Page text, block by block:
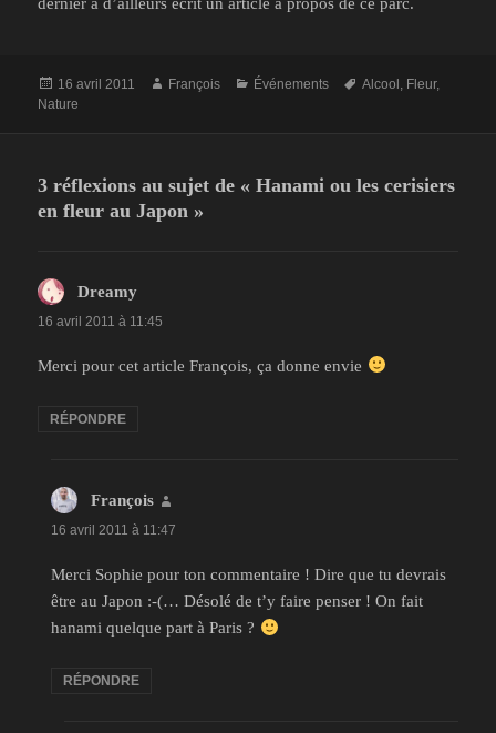
dernier a d’ailleurs écrit un article à propos de ce parc.
Publié
le
16 avril 2011 Auteur
François Catégories
Événements
Mots-
Alcool , Fleur,
Nature
3 réflexions au sujet de « Hanami ou les cerisiers
en fleur au Japon »
Dreamy
16 avril 2011 à 11:45
Merci pour cet article François, ça donne envie
RÉPONDRE
François
16 avril 2011 à 11:47
Merci Sophie pour ton commentaire ! Dire que tu devrais
être au Japon :-(… Désolé de t’y faire penser ! On fait
hanami quelque part à Paris ?
RÉPONDRE